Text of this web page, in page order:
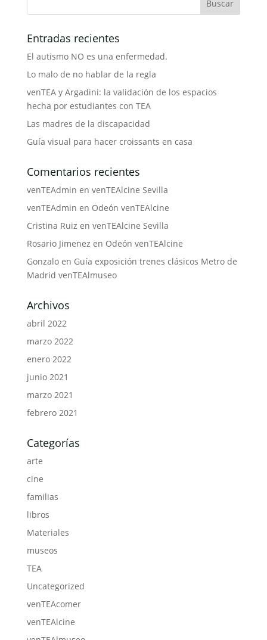
Entradas recientes
El autismo NO es una enfermedad.
Lo malo de no hablar de la regla
venTEA y Argadini: la validación de los espacios
hecha por estudiantes con TEA
Las madres de la discapacidad
Guía visual para hacer croissants en casa
Comentarios recientes
venTEAdmin en venTEAlcine Sevilla
venTEAdmin en Odeón venTEAlcine
Cristina Ruiz en venTEAlcine Sevilla
Rosario Jimenez en Odeón venTEAlcine
Gonzaloen Guía exposición trenes clásicos Metro de
Madrid venTEAlmuseo
Archivos
abril 2022
marzo 2022
enero 2022
junio 2021
marzo 2021
febrero 2021
Categorías
arte
cine
familias
libros
Materiales
museos
TEA
Uncategorized
venTEAcomer
venTEAlcine